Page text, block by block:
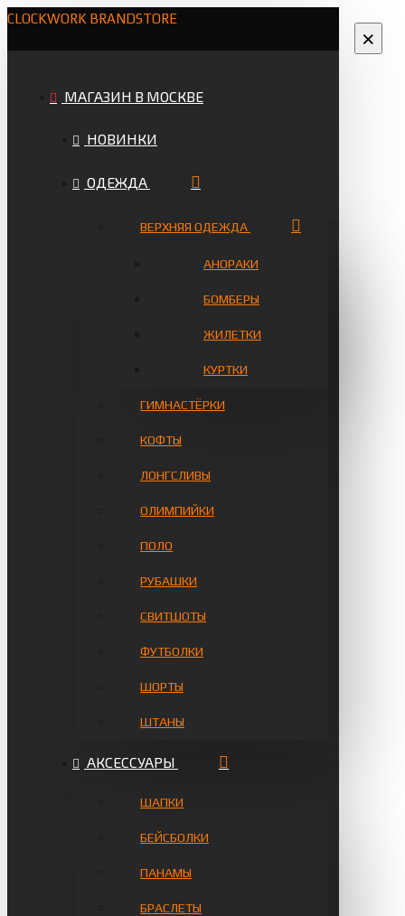
CLOCKWORK BRANDSTORE
МАГАЗИН В МОСКВЕ
НОВИНКИ
ОДЕЖДА
ВЕРХНЯЯ ОДЕЖДА
АНОРАКИ
БОМБЕРЫ
ЖИЛЕТКИ
КУРТКИ
ГИМНАСТЁРКИ
КОФТЫ
ЛОНГСЛИВЫ
ОЛИМПИЙКИ
ПОЛО
РУБАШКИ
СВИТШОТЫ
ФУТБОЛКИ
ШОРТЫ
ШТАНЫ
АКСЕССУАРЫ
ШАПКИ
БЕЙСБОЛКИ
ПАНАМЫ
БРАСЛЕТЫ
×